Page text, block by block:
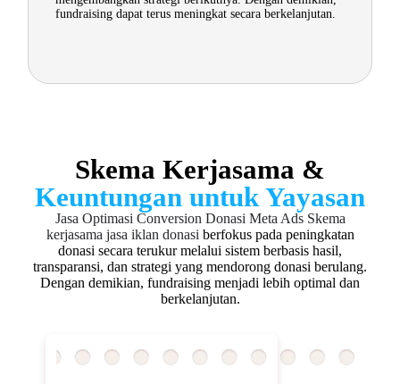
fundraising dapat terus meningkat secara berkelanjutan.
Skema Kerjasama &
Keuntungan untuk Yayasan
Jasa Optimasi Conversion Donasi Meta Ads Skema
kerjasama jasa iklan donasi berfokus pada peningkatan
donasi secara terukur melalui sistem berbasis hasil,
transparansi, dan strategi yang mendorong donasi berulang.
Dengan demikian, fundraising menjadi lebih optimal dan
berkelanjutan.